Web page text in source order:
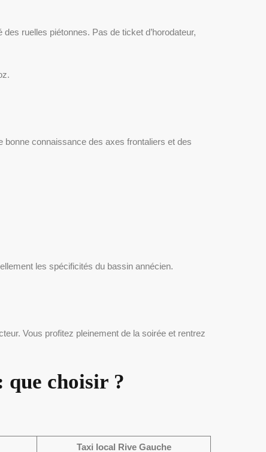
ruelles piétonnes. Pas de ticket d’horodateur,
bonne connaissance des axes frontaliers et des
les spécificités du bassin annécien.
Vous profitez pleinement de la soirée et rentrez
que choisir ?
Taxi local Rive Gauche